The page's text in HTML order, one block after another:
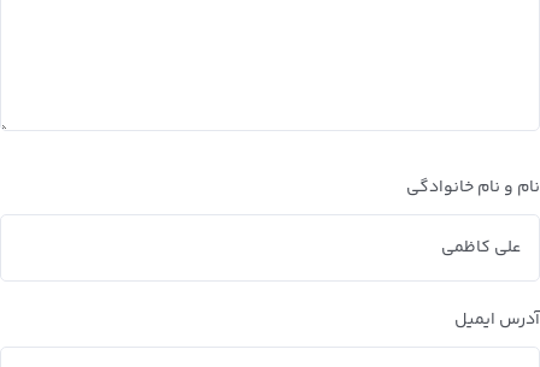
نام و نام خانوادگی
آدرس ایمیل